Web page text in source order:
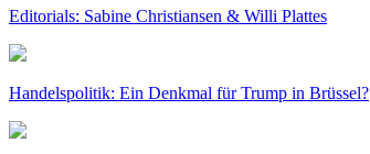
Editorials: Sabine Christiansen & Willi Plattes
Handelspolitik: Ein Denkmal für Trump in Brüssel?